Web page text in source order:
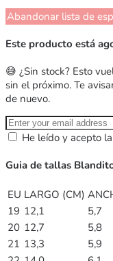
Abandonar lista de
Este producto está
😅 ¿Sin stock? Esto
sin el próximo. Te
de nuevo.
He leído y acepto la
Guia de tallas
EU LARGO (CM)
19 12,1
5,7
20 12,7
5,8
21 13,3
5,9